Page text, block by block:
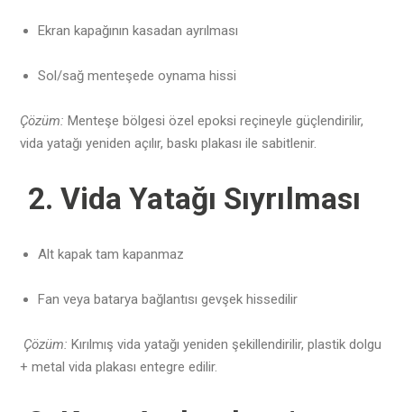
Ekran kapağının kasadan ayrılması
Sol/sağ menteşede oynama hissi
Çözüm: Menteşe bölgesi özel epoksi reçineyle güçlendirilir,
vida yatağı yeniden açılır, baskı plakası ile sabitlenir.
2. Vida Yatağı Sıyrılması
Alt kapak tam kapanmaz
Fan veya batarya bağlantısı gevşek hissedilir
Çözüm: Kırılmış vida yatağı yeniden şekillendirilir, plastik dolgu
+ metal vida plakası entegre edilir.